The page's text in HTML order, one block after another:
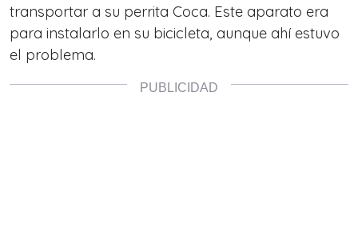
transportar a su perrita Coca. Este aparato era
para instalarlo en su bicicleta, aunque ahí estuvo
el problema.